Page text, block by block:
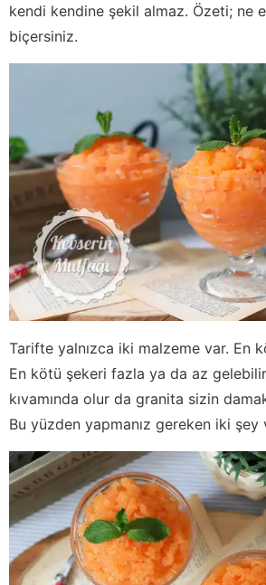
kendi kendine şekil almaz. Özeti; ne
biçersiniz.
Tarifte yalnızca iki malzeme var. En
En kötü şekeri fazla ya da az
kıvamında olur da granita sizin
Bu yüzden yapmanız gereken iki şey